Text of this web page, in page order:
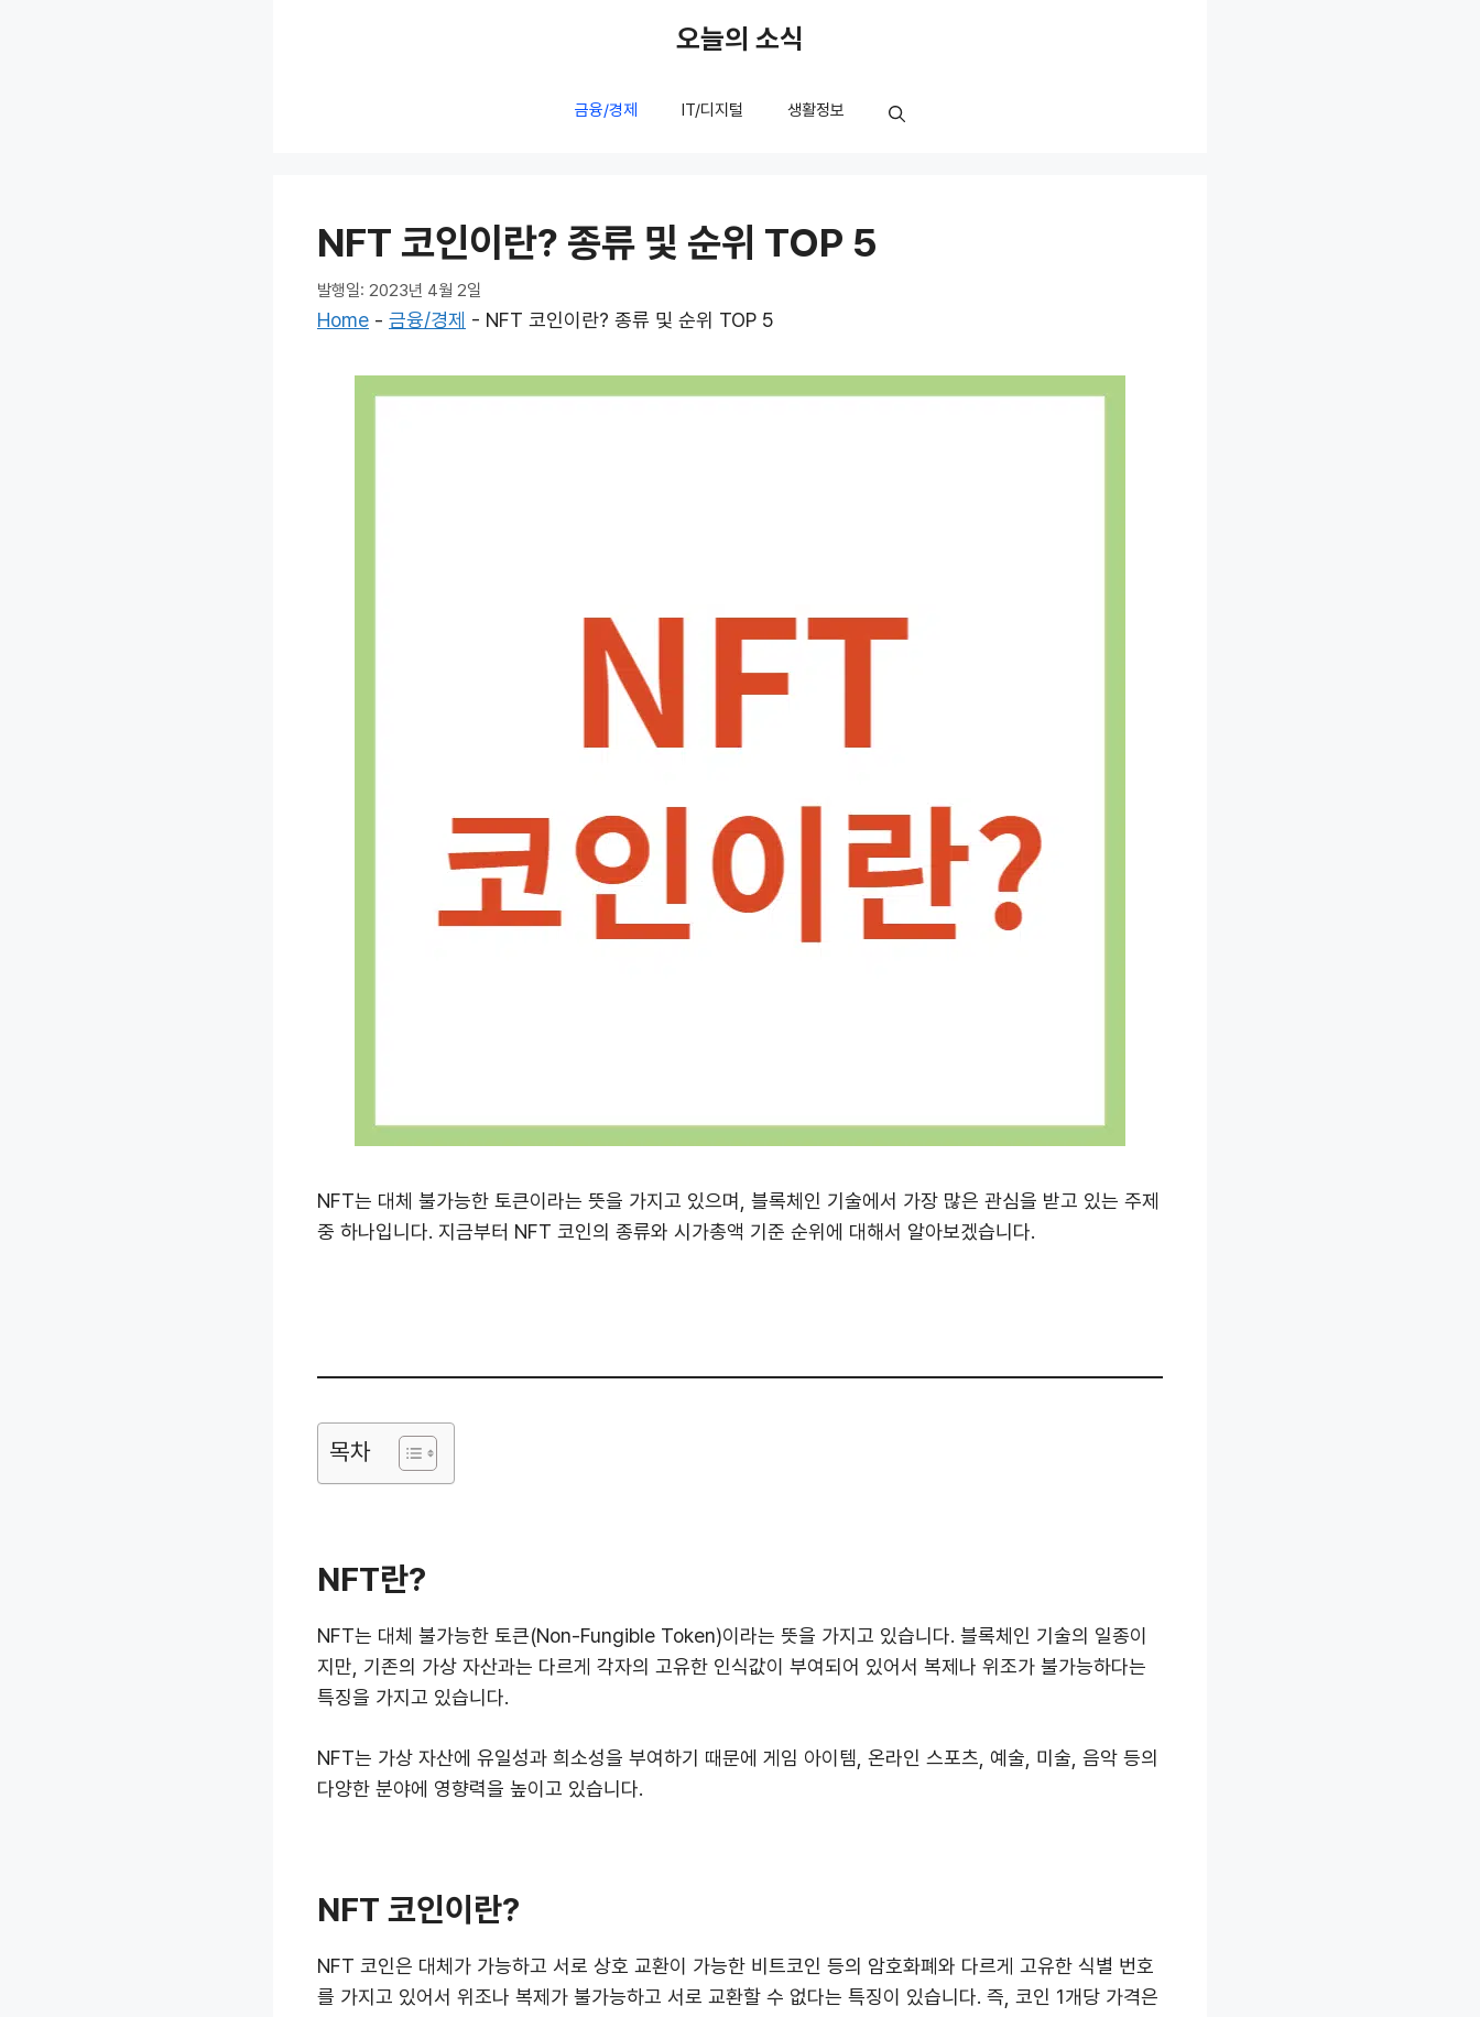
오늘의 소식
금융/경제 IT/디지털 생활정보
NFT 코인이란? 종류 및 순위 TOP 5
발행일: 2023년 4월 2일
Home - 금융/경제 - NFT 코인이란? 종류 및 순위 TOP 5
NFT는 대체 불가능한 토큰이라는 뜻을 가지고 있으며, 블록체인 기술에서 가장 많은 관심을 받고 있는 주제
중 하나입니다. 지금부터 NFT 코인의 종류와 시가총액 기준 순위에 대해서 알아보겠습니다.
목차
NFT란?
NFT는 대체 불가능한 토큰(Non-Fungible Token)이라는 뜻을 가지고 있습니다. 블록체인 기술의 일종이
지만, 기존의 가상 자산과는 다르게 각자의 고유한 인식값이 부여되어 있어서 복제나 위조가 불가능하다는
특징을 가지고 있습니다.
NFT는 가상 자산에 유일성과 희소성을 부여하기 때문에 게임 아이템, 온라인 스포츠, 예술, 미술, 음악 등의
다양한 분야에 영향력을 높이고 있습니다.
NFT 코인이란?
NFT 코인은 대체가 가능하고 서로 상호 교환이 가능한 비트코인 등의 암호화폐와 다르게 고유한 식별 번호
를 가지고 있어서 위조나 복제가 불가능하고 서로 교환할 수 없다는 특징이 있습니다. 즉, 코인 1개당 가격은